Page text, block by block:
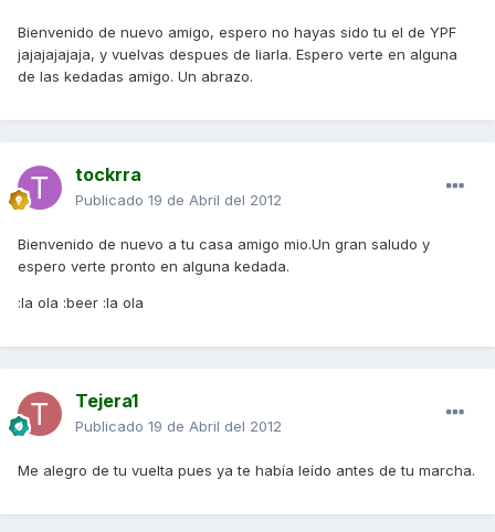
Bienvenido de nuevo amigo, espero no hayas sido tu el de YPF
jajajajajaja, y vuelvas despues de liarla. Espero verte en alguna
de las kedadas amigo. Un abrazo.
tockrra
Publicado 19 de Abril del 2012
Bienvenido de nuevo a tu casa amigo mio.Un gran saludo y
espero verte pronto en alguna kedada.
:la ola :beer :la ola
Tejera1
Publicado 19 de Abril del 2012
Me alegro de tu vuelta pues ya te había leído antes de tu marcha.